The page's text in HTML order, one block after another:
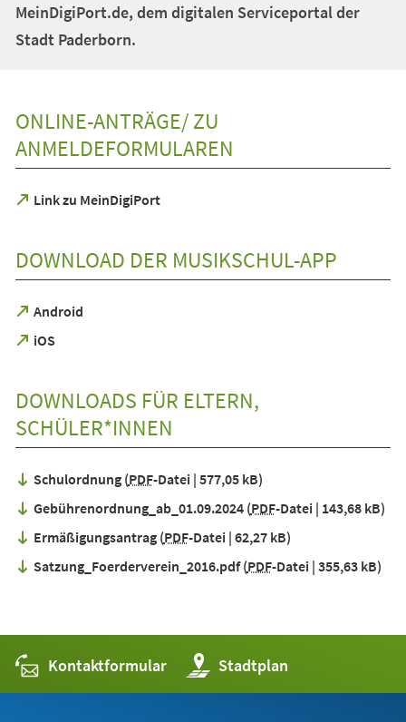
MeinDigiPort.de, dem digitalen Serviceportal der
Stadt Paderborn.
ONLINE-ANTRÄGE/ ZU
ANMELDEFORMULAREN
Link zu MeinDigiPort
(Öffnet
neuen
Tab)
DOWNLOAD DER MUSIKSCHUL-APP
Android
(Öffnet
einem
iOS
(Öffnet
neuen
Tab)
DOWNLOADS FÜR ELTERN,
SCHÜLER*INNEN
Schulordnung PDF-Datei 577,05 kB
Gebührenordnung_ab_01.09.2024 PDF-Datei 143,68 kB
Ermäßigungsantrag PDF-Datei 62,27 kB
Satzung_Foerderverein_2016.pdf PDF-Datei 355,63 kB
Kontaktformular Stadtplan
(Öffnet
in
einem